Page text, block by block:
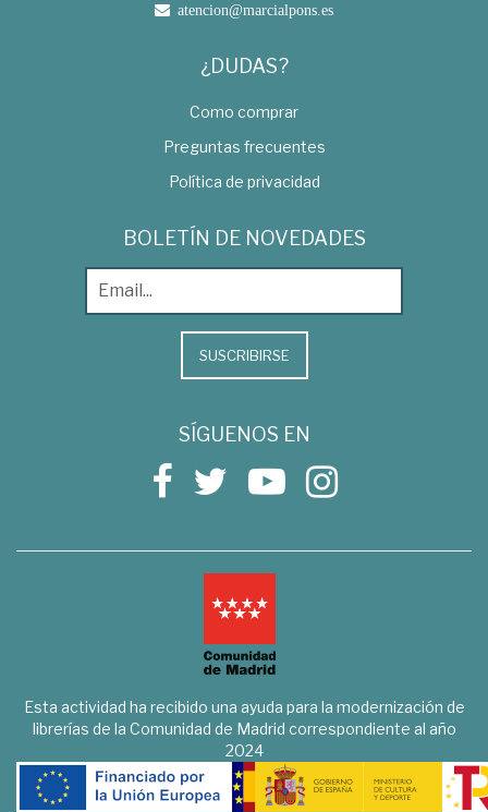
atencion@marcialpons.es
¿DUDAS?
Como comprar
Preguntas frecuentes
Política de privacidad
BOLETÍN DE NOVEDADES
SUSCRIBIRSE
SÍGUENOS EN
Esta actividad ha recibido una ayuda para la modernización de
librerías de la Comunidad de Madrid correspondiente al año
2024